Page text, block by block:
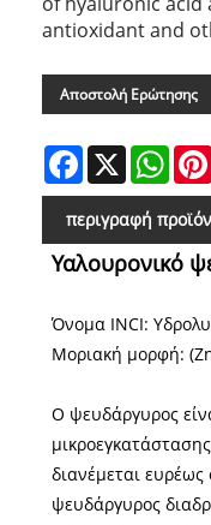
antioxidant and
Αποστολή Ερώτησης
Facebook
X
περιγραφή
Υαλουρονικό
Όνομα INCI:
Μοριακή μορφή:
Ο ψευδάργυρος
διανέμεται
ψευδάργυρος